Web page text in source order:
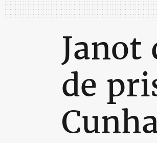
Janot
de